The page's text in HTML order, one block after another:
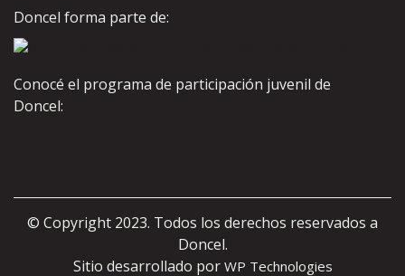
Doncel forma parte de:
Conocé el programa de participación juvenil de
Doncel:
© Copyright 2023. Todos los derechos reservados a
Doncel.
Sitio desarrollado por WP Technologies